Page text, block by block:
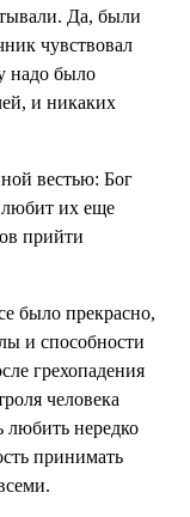
Да, были
чувствовал
надо было
и никаких
вестью: Бог
их еще
прийти
было прекрасно,
и способности
грехопадения
человека
любить нередко
принимать